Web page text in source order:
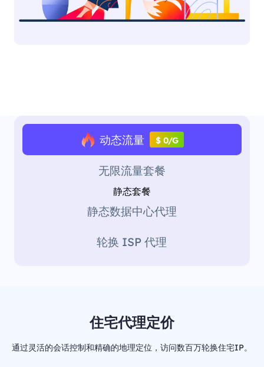
动态流量 $ 0/G
无限流量套餐
静态套餐
静态数据中心代理
轮换 ISP 代理
住宅代理定价
通过灵活的会话控制和精确的地理定位，访问数百万轮换住宅IP。